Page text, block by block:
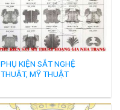
PHỤ KIỆN SẮT NGHỆ
THUẬT, MỸ THUẬT